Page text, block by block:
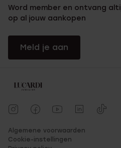
Word member en ontvang
op al jouw aankopen
Meld je aan
Algemene voorwaarden
Cookie-instellingen